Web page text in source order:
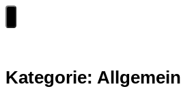
Kategorie: Allgemein